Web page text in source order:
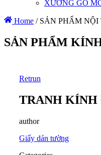
XƯỞNG GỖ
Home / SẢN PHẨM NỘI
SẢN PHẨM
Retrun
TRANH KÍNH
author
Giấy dán tường